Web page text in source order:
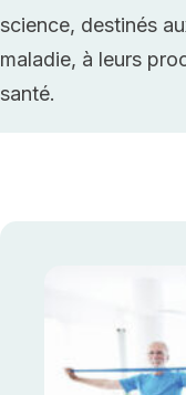
science, destinés
maladie, à leurs
santé.